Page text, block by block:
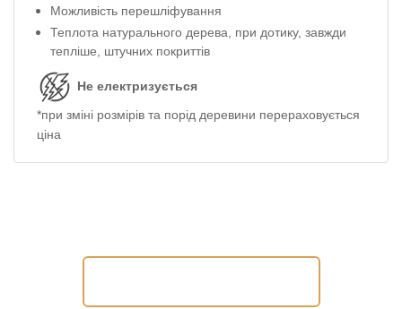
Можливість перешліфування
Теплота натурального дерева, при дотику, завжди
тепліше, штучних покриттів
Не електризується
*при зміні розмірів та порід деревини перераховується
ціна